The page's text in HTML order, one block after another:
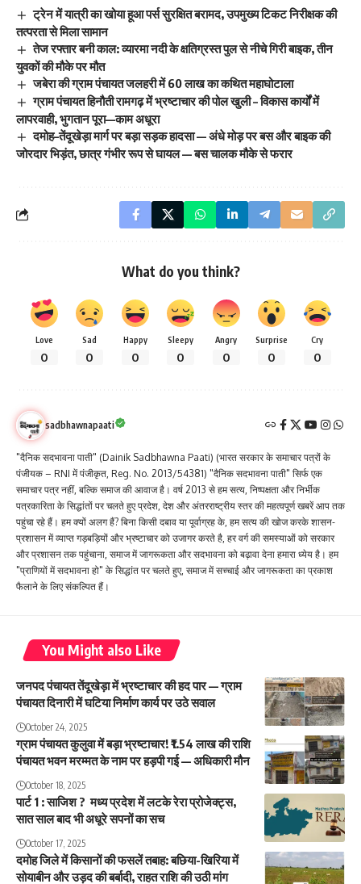
ट्रेन में यात्री का खोया हूआ पर्स सुरक्षित बरामद, उपमुख्य टिकट निरीक्षक की
तत्परता से मिला सामान
तेज रफ्तार बनी काल: व्यारमा नदी के क्षतिग्रस्त पुल से नीचे गिरी बाइक, तीन
युवकों की मौके पर मौत
जबेरा की ग्राम पंचायत जलहरी में 60 लाख का कथित महाघोटाला
ग्राम पंचायत हिनौती रामगढ़ में भ्रष्टाचार की पोल खुली – विकास कार्यों में
लापरवाही, भुगतान पूरा—काम अधूरा
दमोह–तेंदूखेड़ा मार्ग पर बड़ा सड़क हादसा — अंधे मोड़ पर बस और बाइक की
जोरदार भिड़ंत, छात्र गंभीर रूप से घायल — बस चालक मौके से फरार
What do you think?
Love
0
Sad
0
Happy
0
Sleepy
0
Angry
0
Surprise
0
Cry
0
sadbhawnapaati
"दैनिक सदभावना पाती" (Dainik Sadbhawna Paati) (भारत सरकार के समाचार पत्रों के
पंजीयक – RNI में पंजीकृत, Reg. No. 2013/54381) "दैनिक सदभावना पाती" सिर्फ एक
समाचार पत्र नहीं, बल्कि समाज की आवाज है। वर्ष 2013 से हम सत्य, निष्पक्षता और निर्भीक
पत्रकारिता के सिद्धांतों पर चलते हुए प्रदेश, देश और अंतरराष्ट्रीय स्तर की महत्वपूर्ण खबरें आप तक
पहुंचा रहे हैं। हम क्यों अलग हैं? बिना किसी दबाव या पूर्वाग्रह के, हम सत्य की खोज करके शासन-
प्रशासन में व्याप्त गड़बड़ियों और भ्रष्टाचार को उजागर करते है, हर वर्ग की समस्याओं को सरकार
और प्रशासन तक पहुंचाना, समाज में जागरूकता और सदभावना को बढ़ावा देना हमारा ध्येय है। हम
"प्राणियों में सदभावना हो" के सिद्धांत पर चलते हुए, समाज में सच्चाई और जागरूकता का प्रकाश
फैलाने के लिए संकल्पित हैं।
You Might also Like
जनपद पंचायत तेंदूखेड़ा में भ्रष्टाचार की हद पार — ग्राम
पंचायत दिनारी में घटिया निर्माण कार्य पर उठे सवाल
October 24, 2025
ग्राम पंचायत कुलुवा में बड़ा भ्रष्टाचार! ₹1.54 लाख की राशि
पंचायत भवन मरम्मत के नाम पर हड़पी गई — अधिकारी मौन
October 18, 2025
पार्ट 1 : साजिश ? मध्य प्रदेश में लटके रेरा प्रोजेक्ट्स,
सात साल बाद भी अधूरे सपनों का सच
October 17, 2025
दमोह जिले में किसानों की फसलें तबाह: बछिया-खिरिया में
सोयाबीन और उड़द की बर्बादी, राहत राशि की उठी मांग